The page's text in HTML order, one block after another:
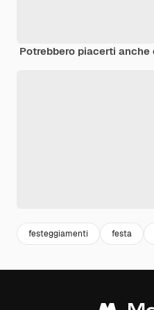
Potrebbero piacerti
festeggiamenti festa